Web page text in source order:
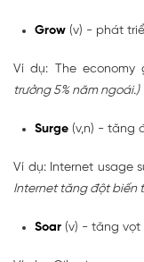
Grow (v) - phát
Ví dụ: The economy
trưởng 5% năm ngoái.)
Surge (v,n) - tăng
Ví dụ: Internet usage
Internet tăng đột biến
Soar (v) - tăng vọt